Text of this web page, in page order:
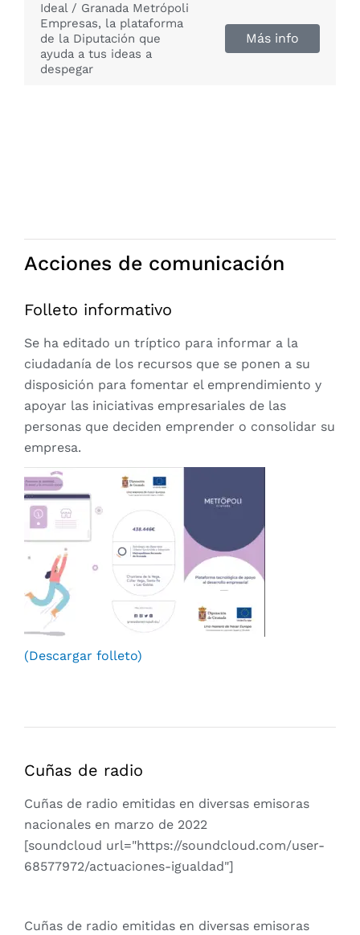
Ideal / Granada Metrópoli
Empresas, la plataforma
de la Diputación que
ayuda a tus ideas a
despegar
Más info
Acciones de comunicación
Folleto informativo
Se ha editado un tríptico para informar a la
ciudadanía de los recursos que se ponen a su
disposición para fomentar el emprendimiento y
apoyar las iniciativas empresariales de las
personas que deciden emprender o consolidar su
empresa.
(Descargar folleto)
Cuñas de radio
Cuñas de radio emitidas en diversas emisoras
nacionales en marzo de 2022
[soundcloud url="https://soundcloud.com/user-
68577972/actuaciones-igualdad"]
Cuñas de radio emitidas en diversas emisoras